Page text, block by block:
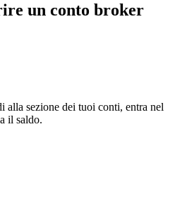
un conto broker
alla sezione dei tuoi conti, entra nel
il saldo.